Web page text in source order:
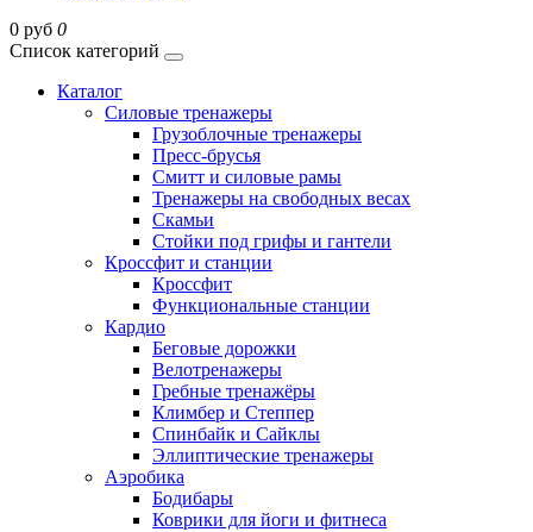
0 руб 0
Список категорий
Каталог
Силовые тренажеры
Грузоблочные тренажеры
Пресс-брусья
Смитт и силовые рамы
Тренажеры на свободных весах
Скамьи
Стойки под грифы и гантели
Кроссфит и станции
Кроссфит
Функциональные станции
Кардио
Беговые дорожки
Велотренажеры
Гребные тренажёры
Климбер и Степпер
Спинбайк и Сайклы
Эллиптические тренажеры
Аэробика
Бодибары
Коврики для йоги и фитнеса